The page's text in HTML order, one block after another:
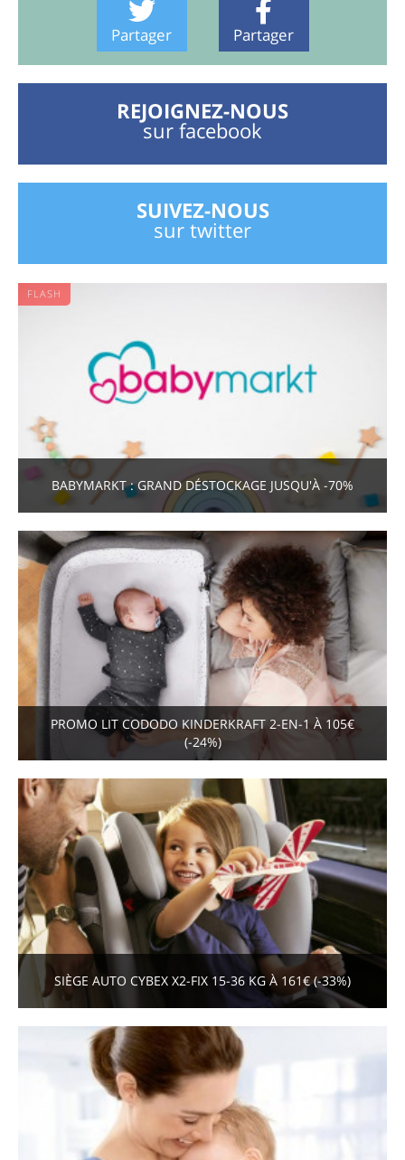
Partager Partager
REJOIGNEZ-NOUS
sur facebook
SUIVEZ-NOUS
sur twitter
FLASH
BABYMARKT : GRAND DÉSTOCKAGE JUSQU'À -70%
PROMO LIT CODODO KINDERKRAFT 2-EN-1 À 105€
(-24%)
SIÈGE AUTO CYBEX X2-FIX 15-36 KG À 161€ (-33%)